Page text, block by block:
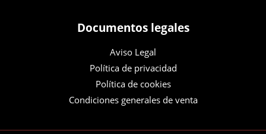
Documentos legales
Aviso Legal
Política de privacidad
Política de cookies
Condiciones generales de venta